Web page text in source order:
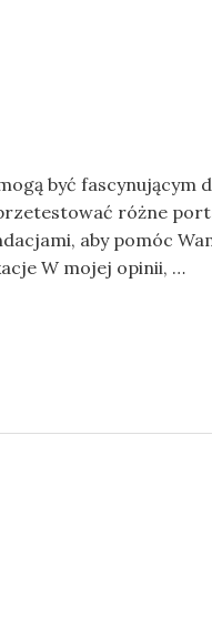
być
różne
aby pomóc
W mojej opinii, …